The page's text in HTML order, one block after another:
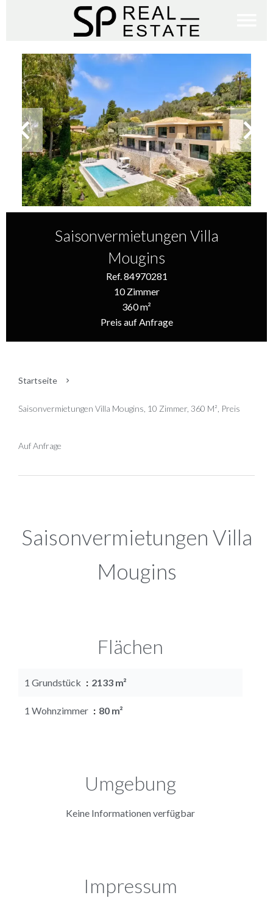
Saisonvermietungen Villa
Mougins
Ref. 84970281
10 Zimmer
360 m²
Preis auf Anfrage
Startseite
Saisonvermietungen Villa Mougins, 10 Zimmer, 360 M², Preis
Auf Anfrage
Saisonvermietungen Villa
Mougins
Flächen
1 Grundstück 2133 m²
1 Wohnzimmer 80 m²
Umgebung
Keine Informationen verfügbar
Impressum